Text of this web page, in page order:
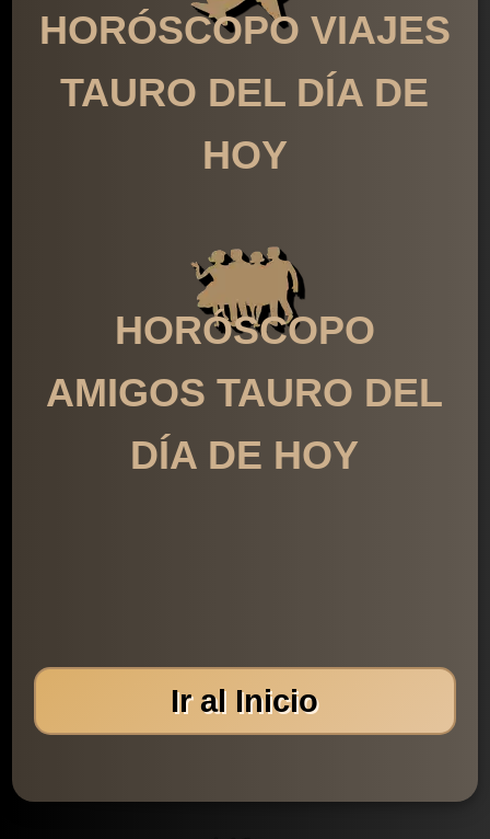
HORÓSCOPO VIAJES
TAURO DEL DÍA DE
HOY
HORÓSCOPO
AMIGOS TAURO DEL
DÍA DE HOY
Ir al Inicio